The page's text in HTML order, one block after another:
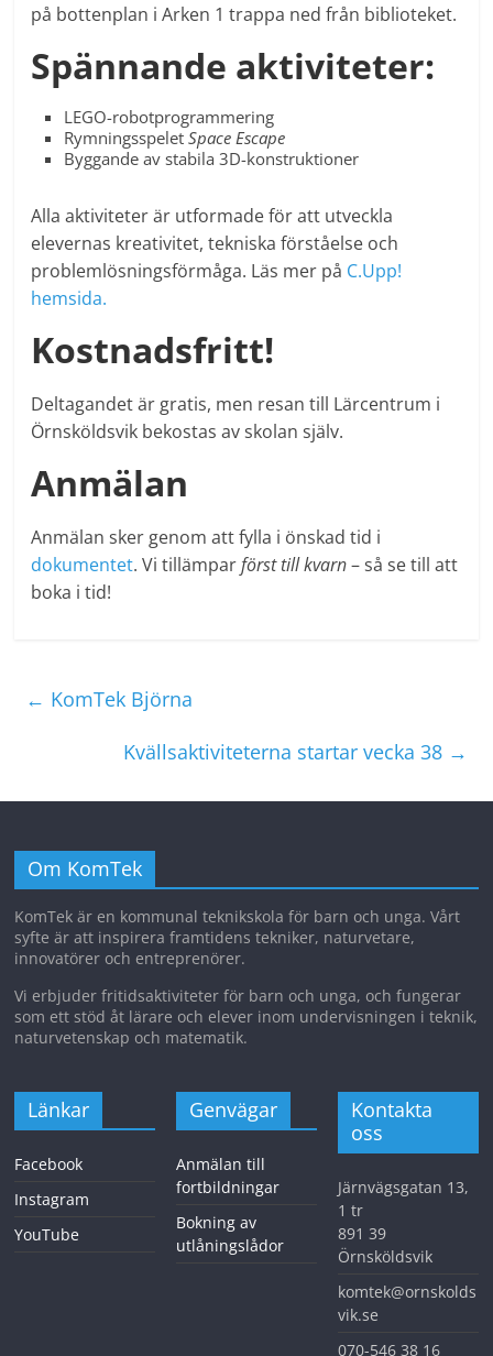
på bottenplan i Arken 1 trappa ned från biblioteket.
Spännande aktiviteter:
LEGO-robotprogrammering
RymningsspeletSpace Escape
Byggande av stabila 3D-konstruktioner
Alla aktiviteter är utformade för att utveckla
elevernas kreativitet, tekniska förståelse och
problemlösningsförmåga. Läs mer på C.Upp!
hemsida.
Kostnadsfritt!
Deltagandet är gratis, men resan till Lärcentrum i
Örnsköldsvik bekostas av skolan själv.
Anmälan
Anmälan sker genom att fylla i önskad tid i
dokumentet. Vi tillämparförst till kvarn– så se till att
boka i tid!
← KomTek Björna
Kvällsaktiviteterna startar vecka 38 →
Om KomTek
KomTek är en kommunal teknikskola för barn och unga. Vårt
syfte är att inspirera framtidens tekniker, naturvetare,
innovatörer och entreprenörer.
Vi erbjuder fritidsaktiviteter för barn och unga, och fungerar
som ett stöd åt lärare och elever inom undervisningen i teknik,
naturvetenskap och matematik.
Länkar
Facebook
Instagram
YouTube
Genvägar
Anmälan till
fortbildningar
Bokning av
utlåningslådor
Kontakta
oss
Järnvägsgatan 13,
1 tr
891 39
Örnsköldsvik
komtek@ornskolds
vik.se
070-546 38 16